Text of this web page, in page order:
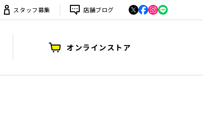
スタッフ募集 店舗ブログ
オンラインストア